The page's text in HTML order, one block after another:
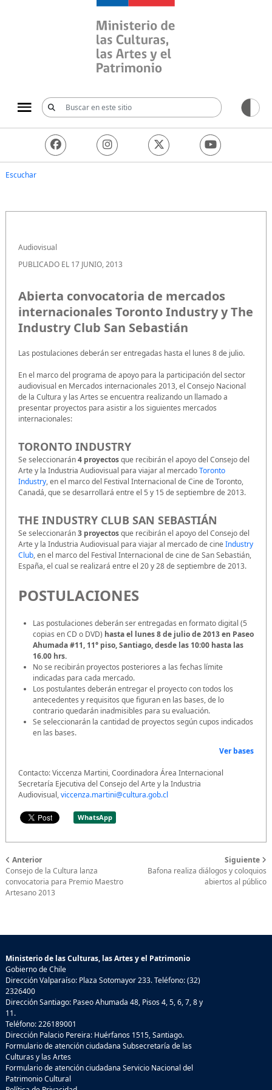
Ministerio de las
Escuchar
Audiovisual
PUBLICADO EL 17 JUNIO, 2013
Abierta convocatoria de mercados
internacionales Toronto Industry y The
Industry Club San Sebastián
Las postulaciones deberán ser entregadas hasta el lunes 8 de julio.
En el marco del programa de apoyo para la participación del sector
audiovisual en Mercados internacionales 2013, el Consejo Nacional
de la Cultura y las Artes se encuentra realizando un llamado a
presentar proyectos para asistir a los siguientes mercados
internacionales:
TORONTO INDUSTRY
Se seleccionarán4 proyectosque recibirán el apoyo del Consejo del
Arte y la Industria Audiovisual para viajar al mercadoToronto
Industry, en el marco del Festival Internacional de Cine de Toronto,
Canadá, que se desarrollará entre el 5 y 15 de septiembre de 2013.
THE INDUSTRY CLUB SAN SEBASTIÁN
Se seleccionarán3 proyectosque recibirán el apoyo del Consejo del
Arte y la Industria Audiovisual para viajar al mercado de cineIndustry
Club, en el marco del Festival Internacional de cine de San Sebastián,
España, el cual se realizará entre el 20 y 28 de septiembre de 2013.
POSTULACIONES
Las postulaciones deberán ser entregadas en formato digital (5
copias en CD o DVD) hasta el lunes 8 de julio de 2013 en Paseo
Ahumada #11, 11° piso, Santiago, desde las 10:00 hasta las
16.00 hrs.
No se recibirán proyectos posteriores a las fechas límite
indicadas para cada mercado.
Los postulantes deberán entregar el proyecto con todos los
antecedentes y requisitos que figuran en las bases, de lo
contrario quedarán inadmisibles para su evaluación.
Se seleccionarán la cantidad de proyectos según cupos indicados
en las bases.
Ver bases
Contacto: Viccenza Martini,Coordinadora Área Internacional
Secretaría Ejecutiva del Consejo del Arte y la Industria
Audiovisual,viccenza.martini@cultura.gob.cl
WhatsApp
Anterior
Consejo de la Cultura lanza
convocatoria para Premio Maestro
Artesano 2013
Siguiente
Bafona realiza diálogos y coloquios
abiertos al público
Ministerio de las Culturas, las Artes y el Patrimonio
Gobierno de Chile
Dirección Valparaíso: Plaza Sotomayor 233. Teléfono: (32)
2326400
Dirección Santiago: Paseo Ahumada 48, Pisos 4, 5, 6, 7, 8 y
11.
Teléfono: 226189001
Dirección Palacio Pereira: Huérfanos 1515, Santiago.
Formulario de atención ciudadana Subsecretaría de las
Culturas y las Artes
Formulario de atención ciudadana Servicio Nacional del
Patrimonio Cultural